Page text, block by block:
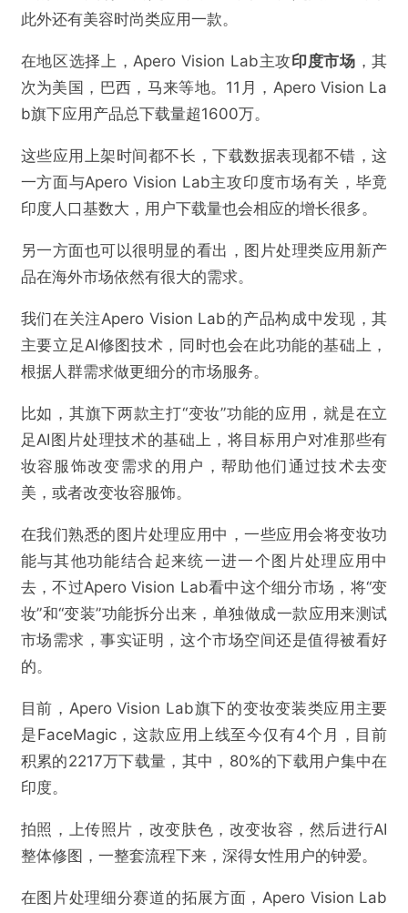
@扬帆出海
一天下载量30万，这家厂商靠AI修图赢麻了？
欺诈 色情 诱导行为
不实信息 违法犯罪 其他
提交
此外还有美容时尚类应用一款。
在地区选择上，Apero Vision Lab主攻印度市场 ，其
次为美国，巴西，马来等地。11月，Apero Vision La
b旗下应用产品总下载量超1600万。
这些应用上架时间都不长，下载数据表现都不错，这
一方面与Apero Vision Lab主攻印度市场有关，毕竟
印度人口基数大，用户下载量也会相应的增长很多。
另一方面也可以很明显的看出，图片处理类应用新产
品在海外市场依然有很大的需求。
我们在关注Apero Vision Lab的产品构成中发现，其
主要立足AI修图技术，同时也会在此功能的基础上，
根据人群需求做更细分的市场服务。
比如，其旗下两款主打“变妆”功能的应用，就是在立
足AI图片处理技术的基础上，将目标用户对准那些有
妆容服饰改变需求的用户，帮助他们通过技术去变
美，或者改变妆容服饰。
在我们熟悉的图片处理应用中，一些应用会将变妆功
能与其他功能结合起来统一进一个图片处理应用中
去，不过Apero Vision Lab看中这个细分市场，将“变
妆”和“变装”功能拆分出来，单独做成一款应用来测试
市场需求，事实证明，这个市场空间还是值得被看好
的。
目前，Apero Vision Lab旗下的变妆变装类应用主要
是FaceMagic，这款应用上线至今仅有4个月，目前
积累的2217万下载量，其中，80%的下载用户集中在
印度。
拍照，上传照片，改变肤色，改变妆容，然后进行AI
整体修图，一整套流程下来，深得女性用户的钟爱。
在图片处理细分赛道的拓展方面，Apero Vision Lab